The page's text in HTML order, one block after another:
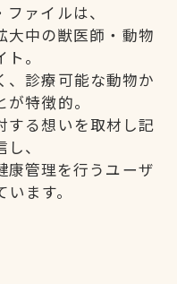
ァイルは、
大中の獣医師・動物
。
、診療可能な動物か
特徴的。
する想いを取材し記
、
康管理を行うユーザ
ます。